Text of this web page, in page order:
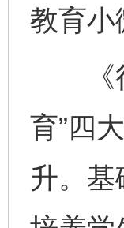
教育
《行
育”四
升。